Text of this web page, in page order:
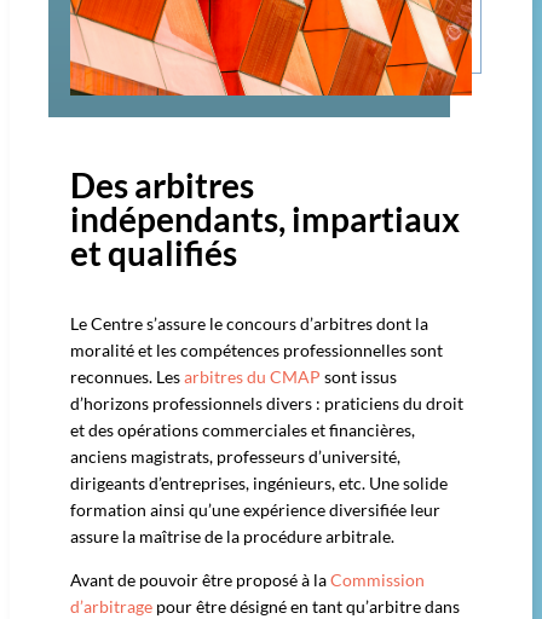
Des arbitres
indépendants, impartiaux
et qualifiés​
Le Centre s’assure le concours d’arbitres dont la
moralité et les compétences professionnelles sont
reconnues. Lesarbitres du CMAP sont issus
d’horizons professionnels divers : praticiens du droit
et des opérations commerciales et financières,
anciens magistrats, professeurs d’université,
dirigeants d’entreprises, ingénieurs, etc. Une solide
formation ainsi qu’une expérience diversifiée leur
assure la maîtrise de la procédure arbitrale.
Avant de pouvoir être proposé à laCommission
d’arbitrage pour être désigné en tant qu’arbitre dans